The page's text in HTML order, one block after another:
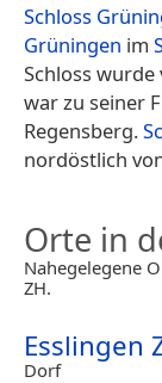
Schloss
Grüningen im
Schloss wurde
war zu seiner
Regensberg.
nordöstlich
Orte in
Nahegelegene
ZH.
Esslingen
Dorf